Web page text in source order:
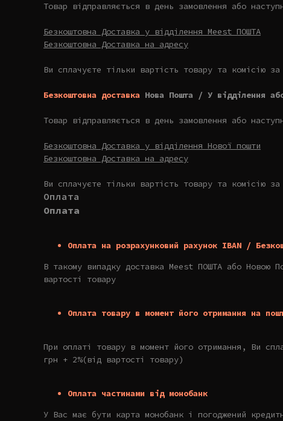
Товар відправляється в день замовлення або
Безкоштовна Доставка у відділення Meest ПОШТА
Безкоштовна Доставка на адресу
Ви сплачуєте тільки вартість товару та комісію
Безкоштовна доставка Нова Пошта / У відділення
Товар відправляється в день замовлення або
Безкоштовна Доставка у відділення Нової пошти
Безкоштовна Доставка на адресу
Ви сплачуєте тільки вартість товару та комісію
Оплата
Оплата
Оплата на розрахунковий рахунок IBAN /
В такому випадку доставка Meest ПОШТА або Новою
вартості товару
Оплата товару в момент його отримання на
При оплаті товару в момент його отримання, Ви
грн + 2%(від вартості товару)
Оплата частинами від монобанк
У Вас має бути карта монобанк і погоджений